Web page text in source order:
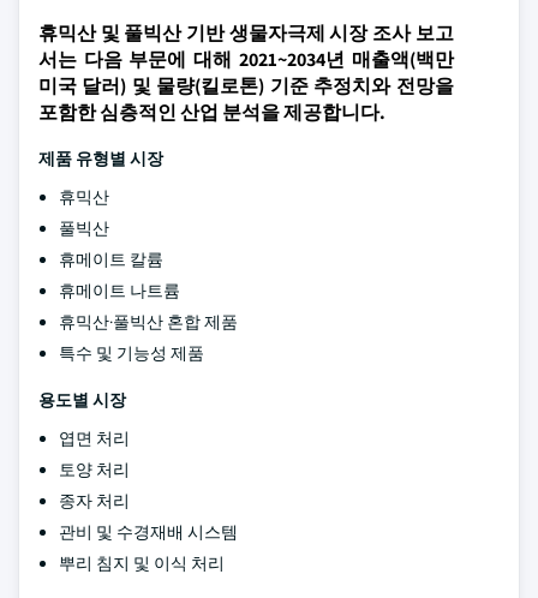
휴믹산 및 풀빅산 기반 생물자극제 시장 조사 보고
서는 다음 부문에 대해 2021~2034년 매출액(백만
미국 달러) 및 물량(킬로톤) 기준 추정치와 전망을
포함한 심층적인 산업 분석을 제공합니다.
제품 유형별 시장
휴믹산
풀빅산
휴메이트 칼륨
휴메이트 나트륨
휴믹산·풀빅산 혼합 제품
특수 및 기능성 제품
용도별 시장
엽면 처리
토양 처리
종자 처리
관비 및 수경재배 시스템
뿌리 침지 및 이식 처리